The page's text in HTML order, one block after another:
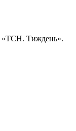
«ТСН. Тиждень».